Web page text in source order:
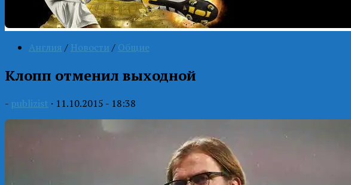
Англия / Новости / Общие
Клопп отменил выходной
- publizist · 11.10.2015 - 18:38